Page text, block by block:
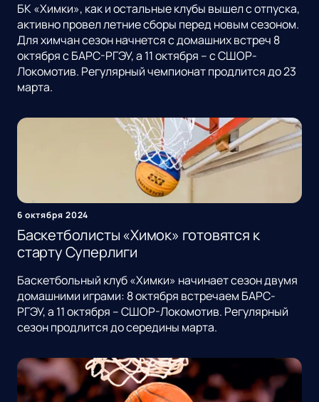
БК «Химки», как и остальные клубы вышел с отпуска,
активно провел летние сборы перед новым сезоном.
Для химчан сезон начнется с домашних встреч 8
октября с БАРС-РГЭУ, а 11 октября – с СШОР-
Локомотив. Регулярный чемпионат продлится до 23
марта.
6 октября 2024
Баскетболисты «Химок» готовятся к
старту Суперлиги
Баскетбольный клуб «Химки» начинает сезон двумя
домашними играми: 8 октября встречаем БАРС-
РГЭУ, а 11 октября – СШОР-Локомотив. Регулярный
сезон продлится до середины марта.